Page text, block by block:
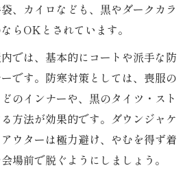
、カイロなども、黒やダークカラ
らOKとされています。
では、基本的にコートや派手な防
です。防寒対策としては、喪服の
のインナーや、黒のタイツ・スト
方法が効果的です。ダウンジャケ
ウターは極力避け、やむを得ず着
場前で脱ぐようにしましょう。